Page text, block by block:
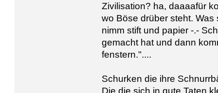
Zivilisation? ha, daaaafür
wo Böse drüber steht.
nimm stift und papier -.-
gemacht hat und dann
fenstern."....
Schurken die ihre
Die die sich in gute Taten